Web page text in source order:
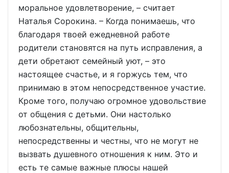
моральное удовлетворение, – считает
Наталья Сорокина. – Когда понимаешь, что
благодаря твоей ежедневной работе
родители становятся на путь исправления, а
дети обретают семейный уют, – это
настоящее счастье, и я горжусь тем, что
принимаю в этом непосредственное участие.
Кроме того, получаю огромное удовольствие
от общения с детьми. Они настолько
любознательны, общительны,
непосредственны и честны, что не могут не
вызвать душевного отношения к ним. Это и
есть те самые важные плюсы нашей